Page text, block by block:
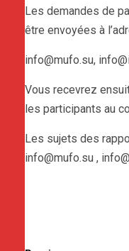
Les demandes de
être envoyées à
info@mufo.su,
Vous recevrez
les participants au
Les sujets des
info@mufo.su ,